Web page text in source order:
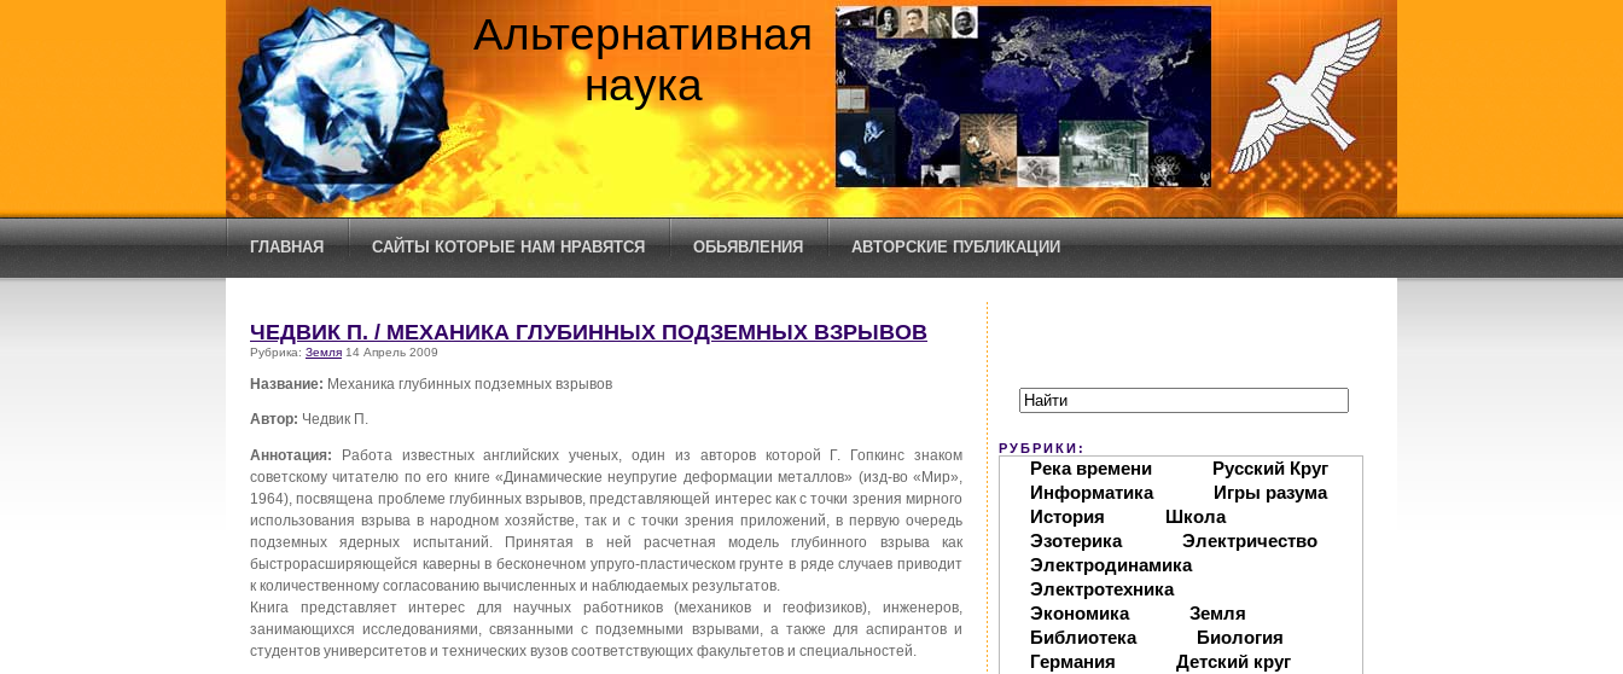
Альтернативная
наука
ГЛАВНАЯ САЙТЫ КОТОРЫЕ НАМ НРАВЯТСЯ ОБЬЯВЛЕНИЯ АВТОРСКИЕ ПУБЛИКАЦИИ
ЧЕДВИК П. / МЕХАНИКА ГЛУБИННЫХ ПОДЗЕМНЫХ ВЗРЫВОВ
Рубрика: Земля 14 Апрель 2009
Название: Механика глубинных подземных взрывов
Автор: Чедвик П.
Аннотация: Работа известных английских ученых, один из авторов которой Г. Гопкинс знаком
советскому читателю по его книге «Динамические неупругие деформации металлов» (изд-во «Мир»,
1964), посвящена проблеме глубинных взрывов, представляющей интерес как с точки зрения мирного
использования взрыва в народном хозяйстве, так и с точки зрения приложений, в первую очередь
подземных ядерных испытаний. Принятая в ней расчетная модель глубинного взрыва как
быстрорасширяющейся каверны в бесконечном упруго-пластическом грунте в ряде случаев приводит
к количественному согласованию вычисленных и наблюдаемых результатов.
Книга представляет интерес для научных работников (механиков и геофизиков), инженеров,
занимающихся исследованиями, связанными с подземными взрывами, а также для аспирантов и
студентов университетов и технических вузов соответствующих факультетов и специальностей.
РУБРИКИ:
Река времени
Русский Круг
Информатика
Игры разума
История
Школа
Эзотерика
Электричество
Электродинамика
Электротехника
Экономика
Земля
Библиотека
Биология
Германия
Детский круг